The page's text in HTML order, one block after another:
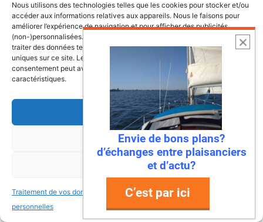
Nous utilisons des technologies telles que les cookies pour stocker et/ou
accéder aux informations relatives aux appareils. Nous le faisons pour
améliorer l’expérience de navigation et pour afficher des publicités
(non-)personnalisées. Consentir à ces technologies nous autorisera à
traiter des données telles que le comportement de navigation ou les ID
uniques sur ce site. Le fait de ne pas consentir ou de retirer son
consentement peut avoir un effet négatif sur certaines fonctonnalités et
caractéristiques.
Accepter
Refuser
Voir les préférences
Traitement de vos données
personnelles
Traitement de vos données
personnelles
plages de rêve, et… ses déchets ? Eh bien,
ça, c’était avant ! Parce que Mandelieu-La
Napoule …
Lire l’article
Envie de bons plans?
d’échanges entre plaisanciers
et d’actu?
C’est par ici